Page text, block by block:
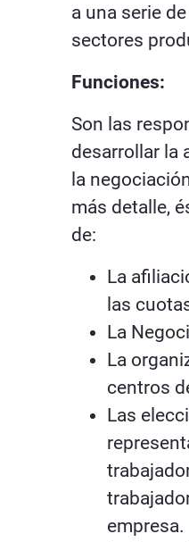
a una serie
sectores
Funciones:
Son las
desarrollar la
la
más detalle,
de:
La
las
La
La
centros
Las
empresa.